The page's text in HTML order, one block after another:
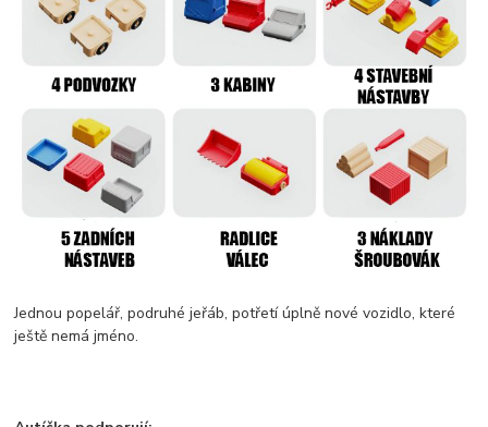
Jednou popelář, podruhé jeřáb, potřetí úplně nové vozidlo, které
ještě nemá jméno.